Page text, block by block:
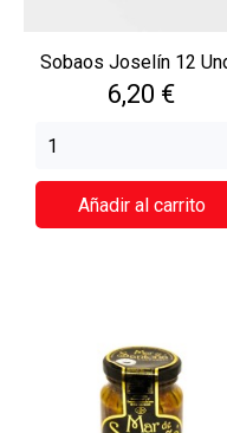
Sobaos Joselín 12
Precio
6,20 €
Añadir al carrito